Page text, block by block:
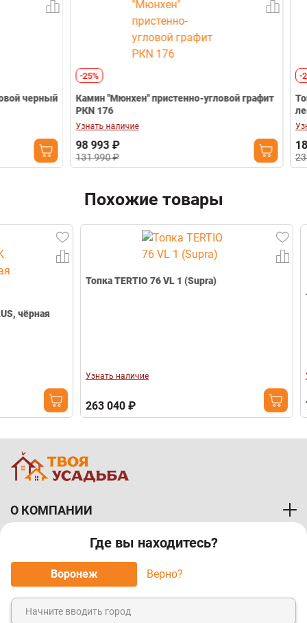
Где вы находитесь?
Воронеж Верно?
Камин "Мюнхен" пристенно-угловой графит
Узнать наличие
98 993 ₽
131 990 ₽
Топка
левая
Узнать наличие
184 792 ₽
230 990 ₽
Похожие товары
Топка TERTIO 76 VL 1 (Supra)
Узнать наличие
263 040 ₽
Топка
Узнать
716 400 ₽
О КОМПАНИИ
ПОКУПАТЕЛЯМ
МЫ ПРИНИМАЕМ К ОПЛАТЕ: